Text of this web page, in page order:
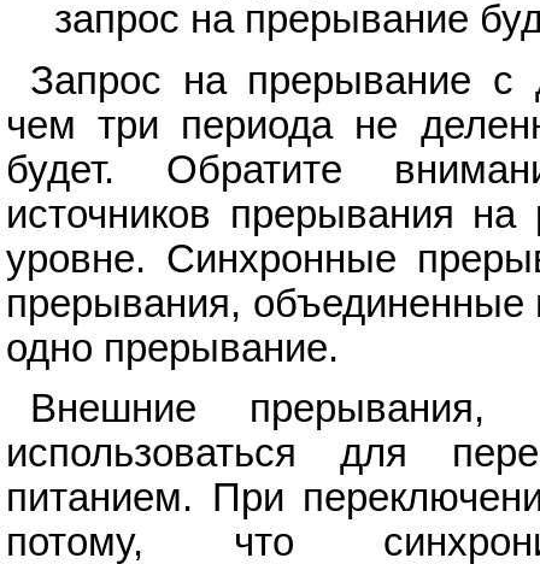
запрос на прерывание
Запрос на прерывание с
чем три периода не
будет. Обратите
источников прерывания
уровне. Синхронные
прерывания, объединенные
одно прерывание.
Внешние прерывания,
использоваться для
питанием. При
потому, что